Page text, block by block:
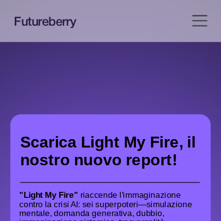
Scarica Light My Fire, il
nostro nuovo report!
"Light My Fire" riaccende l'immaginazione
contro la crisi AI: sei superpoteri—simulazione
mentale, domanda generativa, dubbio,
Futureberry
organizzazioni
a diventare la
versione migliore